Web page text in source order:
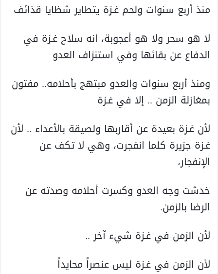
منذ أربع سنوات ولحم غـزة يتطاير شظايا قذائف
لا هو سحر ولا هو أعجوبة، انه سلاح غـزة في
الدفاع عن بقائها وفي استنزاف العدو
ومنذ أربع سنوات والعدو مبتهج بأحلامه.. مفتون
بمغازلة الزمن .. إلا في غـزة
لأن غـزة بعيدة عن أقاربها ولصيقة بالأعداء .. لأن
غـزة جزيرة کلما انفجرت، وهي لا تکف عن
الإنفجار،
خدشت وجه العدو وکسرت أحلامه وصدته عن
الرضا بالزمن.
لأن الزمن في غـزة شيء آخر ..
لأن الزمن في غـزة ليس عنصراً محايداً